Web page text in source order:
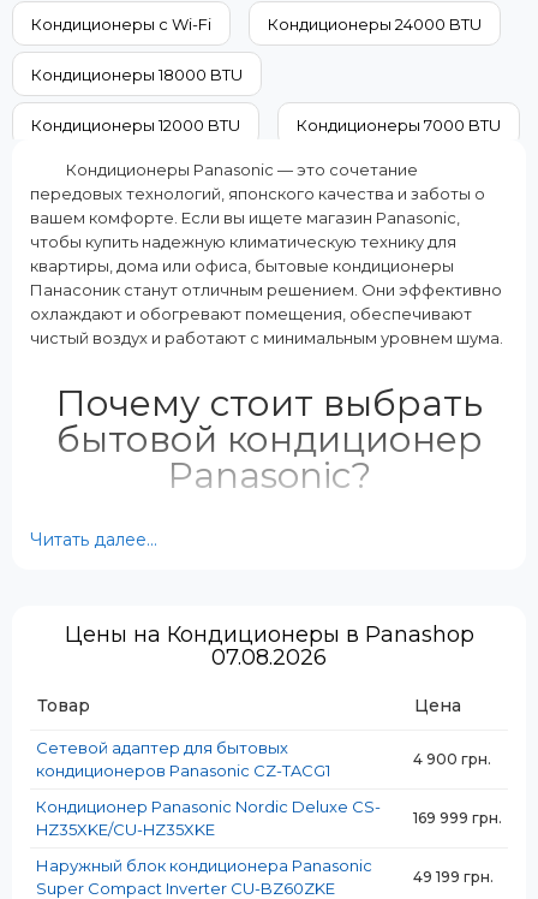
A+
Дополнительные характеристики:
2 внутренних блока
Режимы работы:
Охлаждение Обогрев
15000
Класс энергопотребления
Белый
Кондиционеры с Wi-Fi Кондиционеры 24000 BTU
Кондиционеры 18000 BTU
Кондиционеры 12000 BTU Кондиционеры 7000 BTU
Кондиционеры на 60 м² Кондиционеры на 50 м²
Кондиционеры на 40 м² Кондиционеры на 35 м²
Кондиционеры на 20 м²
Кондиционеры Panasonic — это сочетание
передовых технологий, японского качества и заботы о
вашем комфорте. Если вы ищете магазин Panasonic,
чтобы купить надежную климатическую технику для
квартиры, дома или офиса, бытовые кондиционеры
Панасоник станут отличным решением. Они эффективно
охлаждают и обогревают помещения, обеспечивают
чистый воздух и работают с минимальным уровнем шума.
Почему стоит выбрать
бытовой кондиционер
Panasonic?
Читать далее...
Цены на Кондиционеры в Panashop
07.08.2026
Товар Цена
Сетевой адаптер для бытовых
кондиционеров Panasonic CZ-TACG1
4 900 грн.
Кондиционер Panasonic Nordic Deluxe CS-
HZ35XKE/CU-HZ35XKE
169 999 грн.
Наружный блок кондиционера Panasonic
Super Compact Inverter CU-BZ60ZKE
49 199 грн.